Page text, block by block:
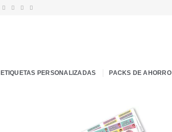
ETIQUETAS PERSONALIZADAS PACKS DE AHORRO